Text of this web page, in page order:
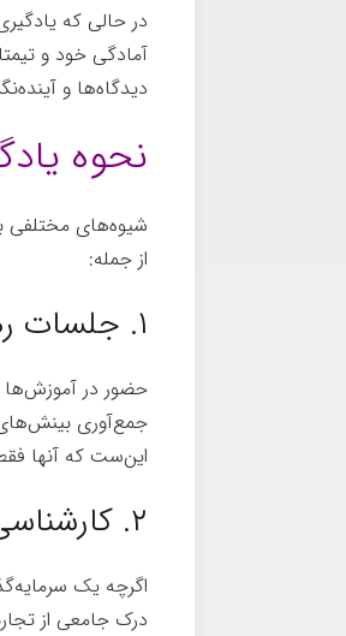
در حالی که
آمادگی خود و
دیدگاه‌ها و
نحوه
شیوه‌های مختلفی
از جمله:
۱. جلسات رهبری
حضور در آموزش‌ها
جمع‌آوری
این‌ست که آنها
۲. کارشناسی ارشد برنامه‌های رهبری
درک جامعی از